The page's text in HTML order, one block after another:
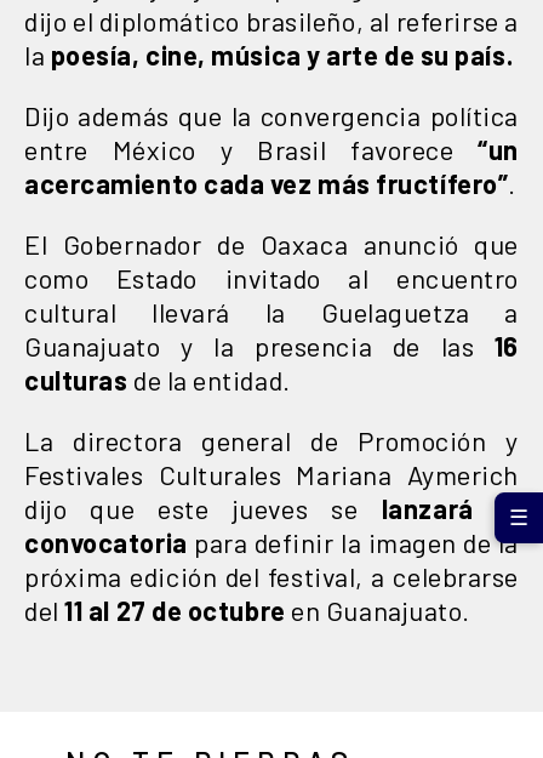
dijo el diplomático brasileño, al referirse a
la poesía, cine, música y arte de su país.
Dijo además que la convergencia política
entre México y Brasil favorece“un
acercamiento cada vez más fructífero”
El Gobernador de Oaxaca anunció que
como Estado invitado al encuentro
cultural llevará la Guelaguetza a
Guanajuato y la presencia de las 16
culturas de la entidad.
La directora general de Promoción y
Festivales Culturales Mariana Aymerich
dijo que este jueves se lanzará la
convocatoria para definir la imagen de la
próxima edición del festival, a celebrarse
del 11 al 27 de octubre en Guanajuato.
☰